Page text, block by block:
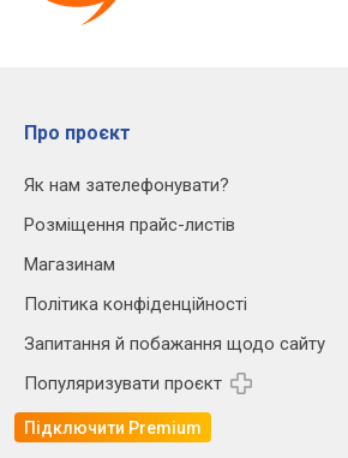
Про проєкт
Як нам зателефонувати?
Розміщення прайс-листів
Магазинам
Політика конфіденційності
Запитання й побажання щодо сайту
Популяризувати проєкт
Підключити Premium